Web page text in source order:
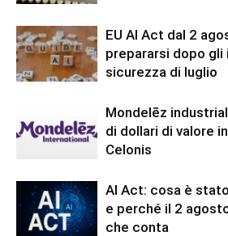
EU AI Act dal 2
prepararsi dopo gli
sicurezza di luglio
Mondelēz
di dollari di valore
Celonis
AI Act: cosa è
e perché il 2
che conta